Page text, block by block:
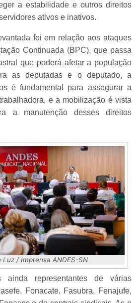
a estabilidade e outros direitos
ativos e inativos.
foi em relação aos ataques
Continuada (BPC), que passa
que poderá afetar a população
as deputadas e o deputado, a
é fundamental para assegurar a
e a mobilização é vista
a manutenção desses direitos
Luz / Imprensa ANDES-SN
ainda representantes de várias
Fonacate, Fasubra, Fenajufe,